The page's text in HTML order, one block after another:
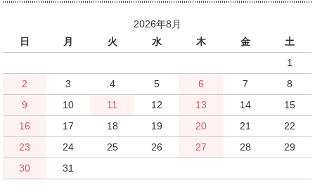
2026年8月
日
月 火 水 木 金
土
1
2
3 4 5 6 7
8
9
10 11 12 13 14
15
16
17 18 19 20 21
22
23
24 25 26 27 28
29
30
31